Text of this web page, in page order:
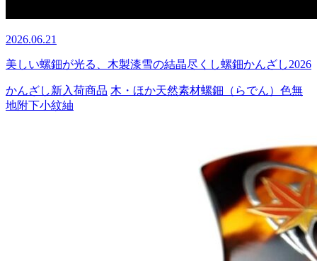
2026.06.21
美しい螺鈿が光る、木製漆雪の結晶尽くし螺鈿かんざし2026
かんざし新入荷商品 木・ほか天然素材螺鈿（らでん） 色無
地附下小紋紬